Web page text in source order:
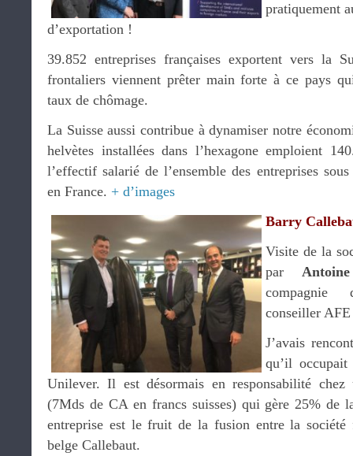
pratiquement
d’exportation !
39.852 entreprises françaises exportent vers la
frontaliers viennent prêter main forte à ce pays
taux de chômage.
La Suisse aussi contribue à dynamiser notre
helvètes installées dans l’hexagone emploient
l’effectif salarié de l’ensemble des entreprises
en France. + d’images
Barry
Visite de la
par
conseiller
J’avais
qu’il
Unilever. Il est désormais en responsabilité
(7Mds de CA en francs suisses) qui gère 25% de
entreprise est le fruit de la fusion entre la société
belge Callebaut.